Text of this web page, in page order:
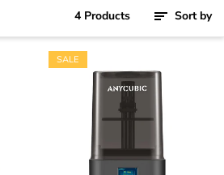
4 Products Sort by
SALE